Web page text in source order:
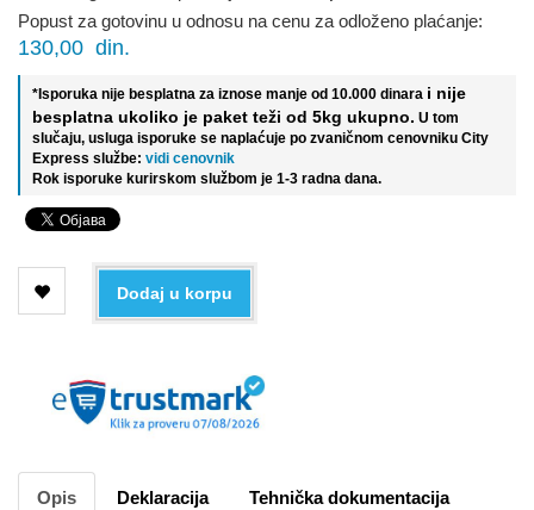
Popust za gotovinu u odnosu na cenu za odloženo plaćanje:
130,00 din.
*Isporuka nije besplatna za iznose manje od 10.000 dinara i nije
besplatna ukoliko je paket teži od 5kg ukupno. U tom
slučaju, usluga isporuke se naplaćuje po zvaničnom cenovniku City
Express službe: vidi cenovnik
Rok isporuke kurirskom službom je 1-3 radna dana.
Dodaj u korpu
Opis Deklaracija Tehnička dokumentacija